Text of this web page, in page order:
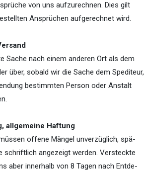
von uns aufzurechnen. Dies gilt
Ansprüchen aufgerechnet wird.
Sache nach einem anderen Ort als dem
über, sobald wir die Sache dem Spediteur,
bestimmten Person oder Anstalt
allgemeine Haftung
offene Mängel unverzüglich, spä-
schriftlich angezeigt werden. Versteckte
aber innerhalb von 8 Tagen nach Entde-